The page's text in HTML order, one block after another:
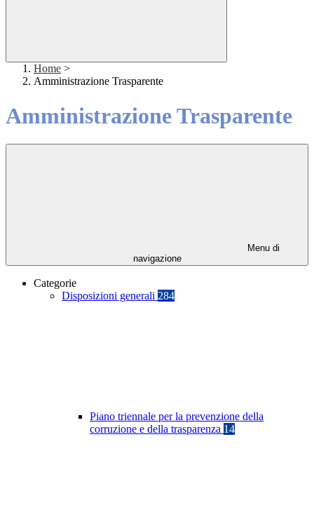
Home >
Amministrazione Trasparente
Amministrazione Trasparente
Menu di
navigazione
Categorie
Disposizioni generali 284
Piano triennale per la prevenzione della
corruzione e della trasparenza 14